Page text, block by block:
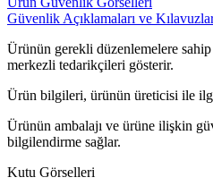
Güvenlik Açıklamaları ve
Ürünün gerekli düzenlemelere
merkezli tedarikçileri gösterir.
Ürün bilgileri, ürünün üreticisi ile
Ürünün ambalajı ve ürüne ilişkin
bilgilendirme sağlar.
Kutu Görselleri